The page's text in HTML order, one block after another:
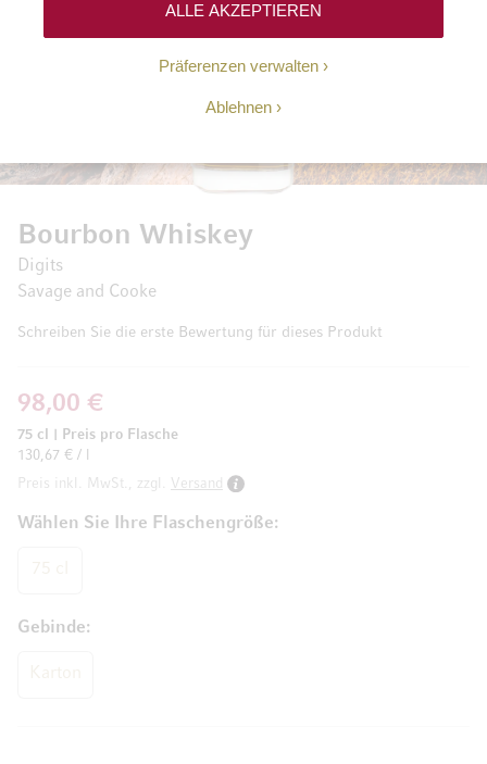
Präferenzen verwalten
Ablehnen
ALLE AKZEPTIEREN
Schreiben Sie die erste Bewertung für dieses Produkt
Bourbon Whiskey
Digits
Savage and Cooke
Wählen Sie Ihre Flaschengröße
Gebinde
98,00 €
75 cl
Preis pro Flasche
130,67 € / l
Preis inkl. MwSt., zzgl.
Versand